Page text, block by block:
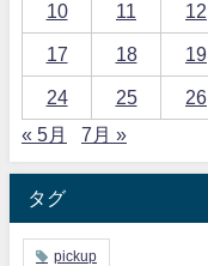
10 11 12
17 18 19
24 25 26
« 5月
7月 »
タグ
pickup